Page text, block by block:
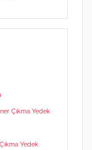
Çıkma Yedek
Yedek